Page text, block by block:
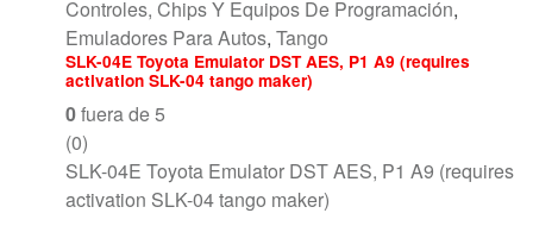
Controles, Chips Y Equipos De Programación,
Emuladores Para Autos, Tango
SLK-04E Toyota Emulator DST AES, P1 A9 (requires
activation SLK-04 tango maker)
0fuera de 5
(0)
SLK-04E Toyota Emulator DST AES, P1 A9 (requires
activation SLK-04 tango maker)